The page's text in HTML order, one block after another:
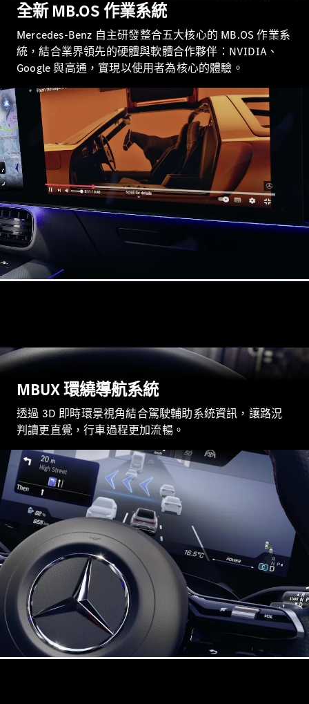
訂製夢想車
預約賞車
尋找賓士授
權經銷商
掀背車 / 轎旅車
瞭解所有相
Hatchback
預約賞車
權經銷商
轎跑車 / 四門轎跑
瞭解所有相
關車型
CLE Coupé
Mercedes-
AMG GT
Coupé
Mercedes-
AMG GT 4-
全新 MB.OS 作業系統
Mercedes-Benz 自主研發整合五大核心的 MB.OS 作業系
統，結合業界領先的硬體與軟體合作夥伴：NVIDIA、
Google 與高通，實現以使用者為核心的體驗。​
MBUX 環繞導航系統
透過 3D 即時環景視角結合駕駛輔助系統資訊，讓路況
判讀更直覺，行車過程更加流暢。